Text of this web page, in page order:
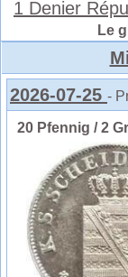
1 Denier
Le
2026-07-25 -
20 Pfennig / 2